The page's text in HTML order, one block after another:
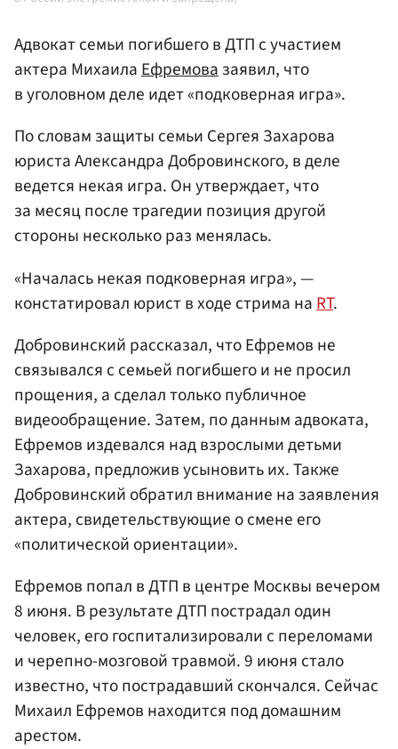
Адвокат семьи погибшего в ДТП с участием
актера МихаилаЕфремовазаявил, что
в уголовном деле идет «подковерная игра».
По словам защиты семьи Сергея Захарова
юриста Александра Добровинского, в деле
ведется некая игра. Он утверждает, что
за месяц после трагедии позиция другой
стороны несколько раз менялась.
«Началась некая подковерная игра», —
констатировал юрист в ходе стрима на RT.
Добровинский рассказал, что Ефремов не
связывался с семьей погибшего и не просил
прощения, а сделал только публичное
видеообращение. Затем, по данным адвоката,
Ефремов издевался над взрослыми детьми
Захарова, предложив усыновить их. Также
Добровинский обратил внимание на заявления
актера, свидетельствующие о смене его
«политической ориентации».
Ефремов попал в ДТП в центре Москвы вечером
8 июня. В результате ДТП пострадал один
человек, его госпитализировали с переломами
и черепно-мозговой травмой. 9 июня стало
известно, что пострадавший скончался. Сейчас
Михаил Ефремов находится под домашним
арестом.